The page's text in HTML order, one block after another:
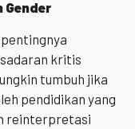
Gender
kritis
tumbuh jika
pendidikan yang
reinterpretasi